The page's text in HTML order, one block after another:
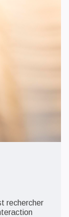
rechercher